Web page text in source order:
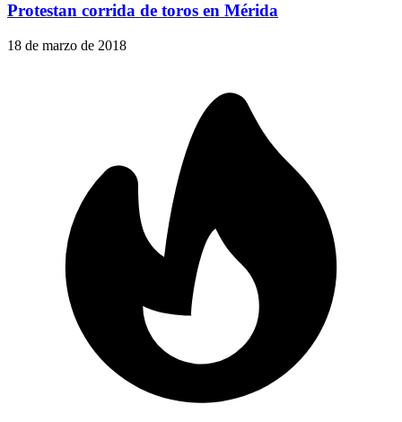
Protestan corrida de toros en Mérida
18 de marzo de 2018